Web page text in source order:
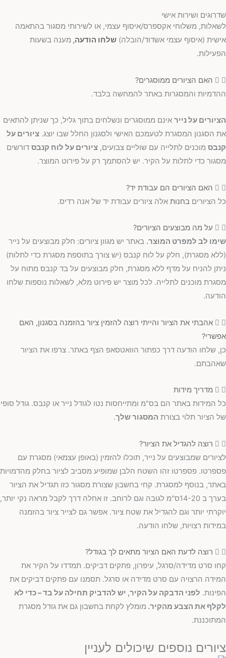
שדרוגים ושירות אישי
לשאלות, משלוחי אקספרס/איסוף עצמי, או לשירותי מסגור בהתאמה
אישית (איסוף עצמי אשדוד/הובלה) שלחו הודעה, מענה בשעות
הפעילות.
האם הציורים ממוסגרים?
ההדמיות והמסגרות באתר להמחשה בלבד.
הציורים על נייר אינם ממוסגרים ונשלחים בתוך גליל, כך שניתן להתאים
את הסגנון המסגרת לטעמכם האישי ולסגנון החלל שבו יוצג. ציורים על
קנבס מוכנים לתלייה עם שוליים צבועים, ציורים על לוח קנבס דורשים
מסגור כדי לתלות על הקיר. יש להסתמך רק על פירוט המוצר.
האם הציורים הם עבודת יד?
כל הציורים בחנות אלה ציורים עבודת יד של אנה רדיס.
על מה מבוצעים הציורים?
שימו לב למפרט המוצר. באתר יש מגוון ציורים: חלק מבוצעים על נייר
(ללא מסגרת), חלק על לוח קנבס (יש צורך בתוספת מסגרת כדי לתלות)
ניתן להניח על מדף ללא מסגרת, חלק מבוצעים על בד קנבס מתוח על
מסגרת מוכנים לתלייה. לכל מוצר יש פירוט מלא, לשאלות נוספות שלחו
הודעה.
אהבתי את הציור והייתי רוצה להזמין ציור בהזמנה בסגנון, האם
אפשרי?
כן, שלחו הודעה דרך כפתור הוואטסאפ הצף באתר. צרפו את הציור
שאהבתם.
מדריך מידות
כל המידות באתר הם בס"מ ומתייחסות נטו לגודל נייר או קנבס. גודל סופי
של הציור תלוי בצורת המסגור שלך.
רוצה להגדיל את הציור?
לציורים שמבוצעים על נייר, תוכלו להזמין (באופן עצמאי) מסגרת עם
פספרטו. פספרטו זהו השטח הלבן שמופיע מסביב לציור בחלק מהדמויות
באתר, בנוסף למסגרת. קחי בחשבון שצורת מסגור כזו תגדיל את הציור
בערך ב 14-20ס"מ לגובה וגם לרוחב. זו אחלה דרך לקבל מראה נקי יותר,
יוקרתי יותר וגם להגדיל את שטח ציור. אפשר גם לצייר ציור בהזמנה
במידות רצויות, שלחו הודעה.
רוצה לדעת האם הציור מתאים לך בגודל?
קחו סרט מדידה/סרגל, עיפרון, פתקים דביקים. תמדדו על הקיר את
המידה הרצויה עם סרט מדידה או סרגל. תסמנו עם פתקים דביקים את
הפינות. לפני הדבקה על הקיר, יש להדביק תחילה על בד – כדי לא
לקלף את הצבע מהקיר. מומלץ לקחת בחשבון גם את גודל מסגרת
המתוכננת.
ציורים נוספים שיכולים לעניין